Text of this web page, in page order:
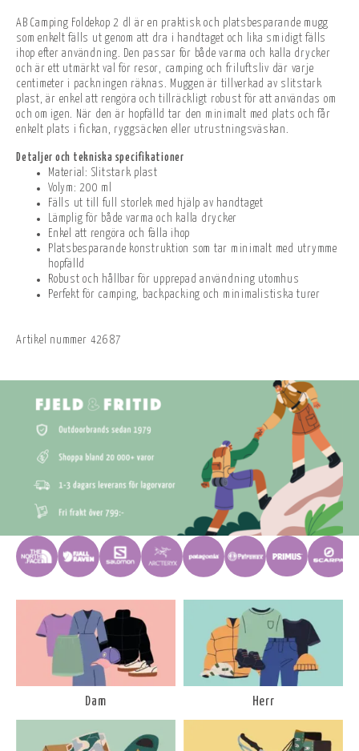
AB Camping Foldekop 2 dl är en praktisk och platsbesparande mugg
som enkelt fälls ut genom att dra i handtaget och lika smidigt fälls
ihop efter användning. Den passar för både varma och kalla drycker
och är ett utmärkt val för resor, camping och friluftsliv där varje
centimeter i packningen räknas. Muggen är tillverkad av slitstark
plast, är enkel att rengöra och tillräckligt robust för att användas om
och om igen. När den är hopfälld tar den minimalt med plats och får
enkelt plats i fickan, ryggsäcken eller utrustningsväskan.
Detaljer och tekniska specifikationer
Material: Slitstark plast
Volym: 200 ml
Fälls ut till full storlek med hjälp av handtaget
Lämplig för både varma och kalla drycker
Enkel att rengöra och fälla ihop
Platsbesparande konstruktion som tar minimalt med utrymme
hopfälld
Robust och hållbar för upprepad användning utomhus
Perfekt för camping, backpacking och minimalistiska turer
Artikel nummer 42687
Dam Herr